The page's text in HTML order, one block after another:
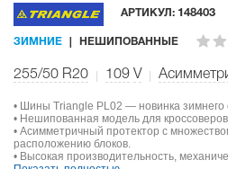
АРТИКУЛ: 148403
ЗИМНИЕ НЕШИПОВАННЫЕ
255/50 R20 109 V
• Шины Triangle PL02 — новинка зимнего
• Нешипованная модель для
• Асимметричный протектор с
расположению блоков.
• Высокая производительность,